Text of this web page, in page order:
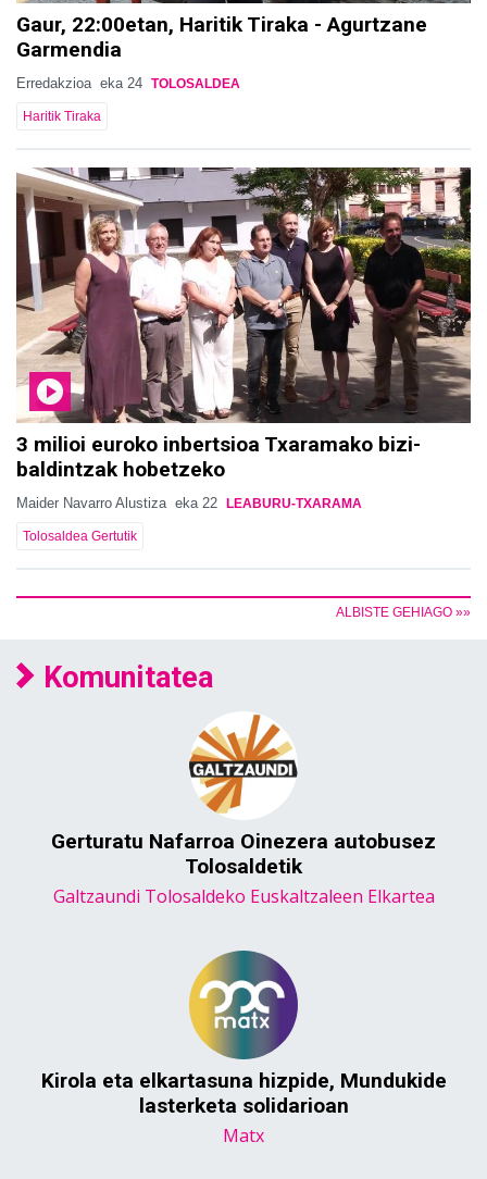
Gaur, 22:00etan, Haritik Tiraka - Agurtzane
Garmendia
Erredakzioa eka 24 TOLOSALDEA
Haritik Tiraka
3 milioi euroko inbertsioa Txaramako bizi-
baldintzak hobetzeko
Maider Navarro Alustiza eka 22 LEABURU-TXARAMA
Tolosaldea Gertutik
ALBISTE GEHIAGO »»
Komunitatea
Gerturatu Nafarroa Oinezera autobusez
Tolosaldetik
Galtzaundi Tolosaldeko Euskaltzaleen Elkartea
Kirola eta elkartasuna hizpide, Mundukide
lasterketa solidarioan
Matx